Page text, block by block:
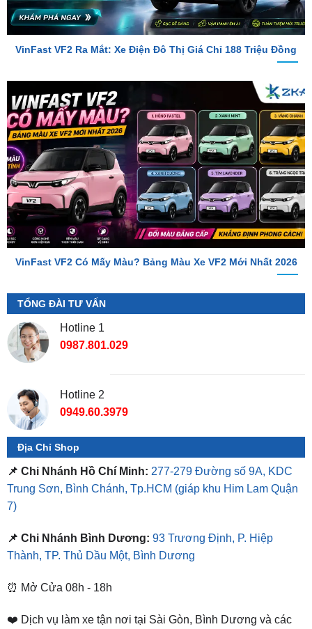
VinFast VF2 Ra Mắt: Xe Điện Đô Thị Giá Chỉ 188 Triệu Đồng
VinFast VF2 Có Mấy Màu? Bảng Màu Xe VF2 Mới Nhất 2026
TỔNG ĐÀI TƯ VẤN
Hotline 1
0987.801.029
Địa Chỉ Shop
📌 Chi Nhánh Hồ Chí Minh: 277-279 Đường số 9A, KDC
Trung Sơn, Bình Chánh, Tp.HCM
7)
📌 Chi Nhánh Bình Dương:
⏰ Mở Cửa 08h - 18h
❤️ Dịch vụ làm xe tận nơi tại Sài Gòn, Bình Dương và các